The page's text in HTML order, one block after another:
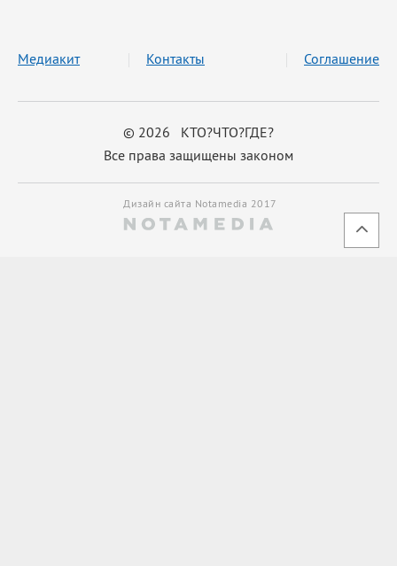
© 2026 КТО?ЧТО?ГДЕ?
Все права защищены законом
Медиакит Контакты Соглашение
Дизайн сайта Notamedia 2017